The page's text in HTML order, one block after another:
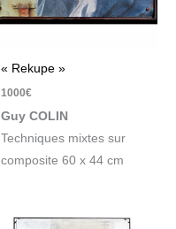
« Rekupe »
1000€
Guy COLIN
Techniques mixtes sur
composite 60 x 44 cm